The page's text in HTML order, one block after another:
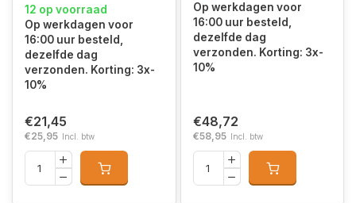
12 op voorraad
Op werkdagen voor
16:00 uur besteld,
dezelfde dag
verzonden. Korting: 3x-
10%
€21,45
€25,95 Incl. btw
Op werkdagen voor
16:00 uur besteld,
dezelfde dag
verzonden. Korting: 3x-
10%
€48,72
€58,95 Incl. btw